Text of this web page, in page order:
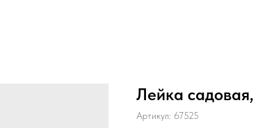
Лейка
Артикул: 67525